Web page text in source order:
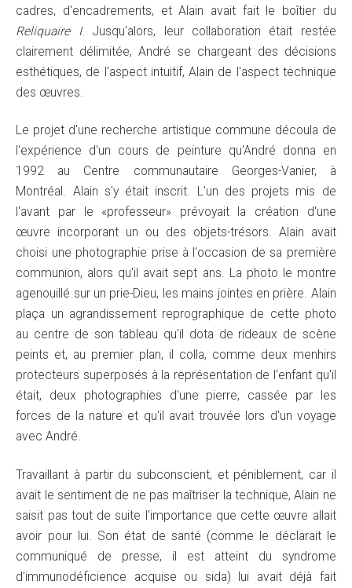
cadres, d'encadrements, et Alain avait fait le boîtier du
Reliquaire I. Jusqu'alors, leur collaboration était restée
clairement délimitée, André se chargeant des décisions
esthétiques, de l'aspect intuitif, Alain de l'aspect technique
des œuvres.
Le projet d'une recherche artistique commune découla de
l'expérience d'un cours de peinture qu'André donna en
1992 au Centre communautaire Georges-Vanier, à
Montréal. Alain s'y était inscrit. L'un des projets mis de
l'avant par le «professeur» prévoyait la création d'une
œuvre incorporant un ou des objets-trésors. Alain avait
choisi une photographie prise à l'occasion de sa première
communion, alors qu'il avait sept ans. La photo le montre
agenouillé sur un prie-Dieu, les mains jointes en prière. Alain
plaça un agrandissement reprographique de cette photo
au centre de son tableau qu'il dota de rideaux de scène
peints et, au premier plan, il colla, comme deux menhirs
protecteurs superposés à la représentation de l'enfant qu'il
était, deux photographies d'une pierre, cassée par les
forces de la nature et qu'il avait trouvée lors d'un voyage
avec André.
Travaillant à partir du subconscient, et péniblement, car il
avait le sentiment de ne pas maîtriser la technique, Alain ne
saisit pas tout de suite l'importance que cette œuvre allait
avoir pour lui. Son état de santé (comme le déclarait le
communiqué de presse, il est atteint du syndrome
d'immunodéficience acquise ou sida) lui avait déjà fait